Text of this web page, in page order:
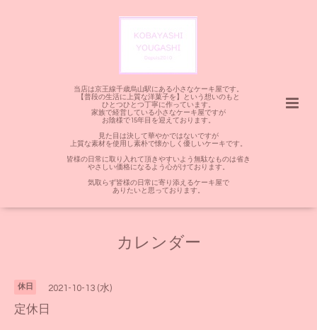
当店は京王線千歳烏山駅にある小さなケーキ屋です。
【普段の生活に上質な洋菓子を】という想いのもと
ひとつひとつ丁寧に作っています。
家族で経営している小さなケーキ屋ですが
お陰様で15年目を迎えております。
見た目は決して華やかではないですが
上質な素材を使用し素朴で懐かしく優しいケーキです。
皆様の日常に取り入れて頂きやすいよう無駄なものは省き
やさしい価格になるよう心がけております。
気取らず皆様の日常に寄り添えるケーキ屋で
ありたいと思っております。
カレンダー
休日 2021-10-13 (水)
定休日